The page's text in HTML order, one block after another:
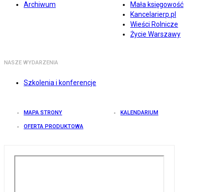
Archiwum
Mała księgowość
Kancelarierp.pl
Wieści Rolnicze
Życie Warszawy
NASZE WYDARZENIA
Szkolenia i konferencje
MAPA STRONY KALENDARIUM
OFERTA PRODUKTOWA